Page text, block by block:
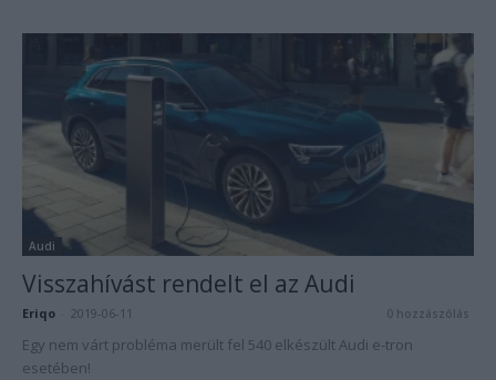
Audi
Visszahívást rendelt el az Audi
Eriqo 2019-06-11 0 hozzászólás
Egy nem várt probléma merült fel 540 elkészült Audi e-tron
esetében!